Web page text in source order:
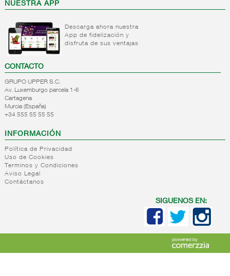
NUESTRA APP
Descarga ahora nuestra
App de fidelización y
disfruta de sus ventajas
CONTACTO
GRUPO UPPER S.C.
Av. Luxemburgo parcela 1-6
Cartagena
Murcia (España)
+34 555 55 55 55
INFORMACIÓN
Política de Privacidad
Uso de Cookies
Terminos y Condiciones
Aviso Legal
Contáctanos
SIGUENOS EN: